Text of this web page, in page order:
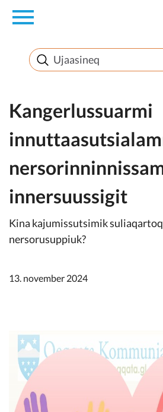
en
Innuttaasunut
Inuussutissarsiorneq
Politikki
Takornariat
Imminut sullinneq
Kommunimi pilersaarut
Kangerlussuarmi
innersuussigit
Kina kajumissutsimik
nersorusuppiuk?
13. november 2024